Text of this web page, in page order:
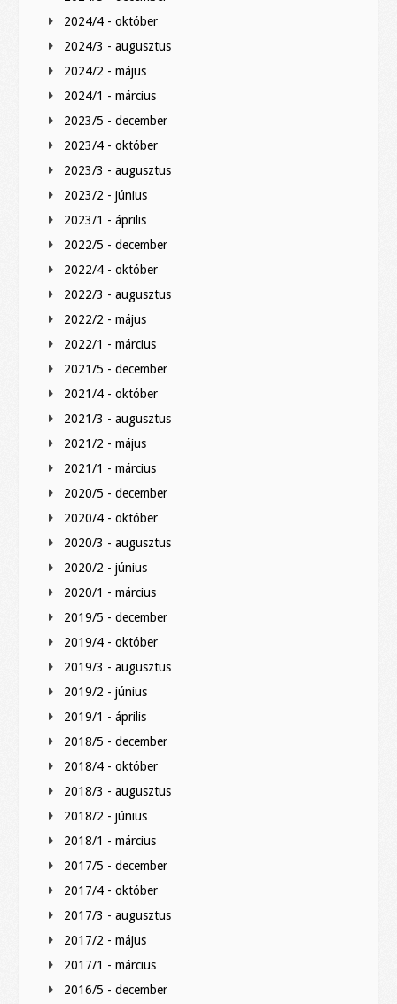
2024/4 - október
2024/3 - augusztus
2024/2 - május
2024/1 - március
2023/5 - december
2023/4 - október
2023/3 - augusztus
2023/2 - június
2023/1 - április
2022/5 - december
2022/4 - október
2022/3 - augusztus
2022/2 - május
2022/1 - március
2021/5 - december
2021/4 - október
2021/3 - augusztus
2021/2 - május
2021/1 - március
2020/5 - december
2020/4 - október
2020/3 - augusztus
2020/2 - június
2020/1 - március
2019/5 - december
2019/4 - október
2019/3 - augusztus
2019/2 - június
2019/1 - április
2018/5 - december
2018/4 - október
2018/3 - augusztus
2018/2 - június
2018/1 - március
2017/5 - december
2017/4 - október
2017/3 - augusztus
2017/2 - május
2017/1 - március
2016/5 - december